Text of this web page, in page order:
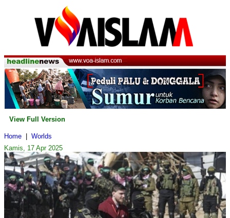
View Full Version
Home
Worlds
Kamis, 17 Apr 2025